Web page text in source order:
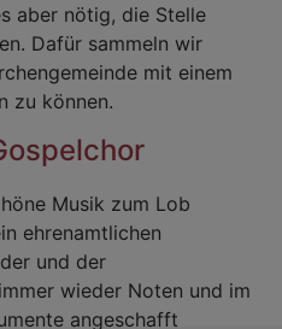
aber nötig, die Stelle
Dafür sammeln wir
mit einem
zu können.
Musik zum Lob
ehrenamtlichen
und der
wieder Noten und im
angeschafft